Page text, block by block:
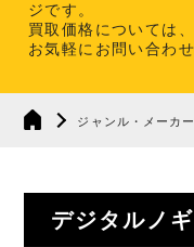
ジです。
買取価格については
お気軽にお問い合わ
ジャンル・メーカ
デジタルノ